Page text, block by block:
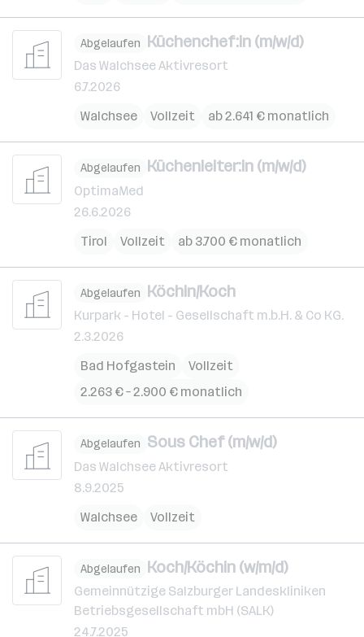
Abgelaufen Küchenchef:in (m/w/d)
Das Walchsee Aktivresort
6.7.2026
Walchsee
Vollzeit ab 2.641 € monatlich
Abgelaufen Küchenleiter:in (m/w/d)
OptimaMed
26.6.2026
Tirol
Vollzeit ab 3.700 € monatlich
Abgelaufen Köchin/Koch
Kurpark - Hotel - Gesellschaft m.b.H. & Co KG.
2.3.2026
Bad Hofgastein
Vollzeit
2.263 € – 2.900 € monatlich
Abgelaufen Sous Chef (m/w/d)
Das Walchsee Aktivresort
8.9.2025
Walchsee
Vollzeit
Abgelaufen Koch/Köchin (w/m/d)
Gemeinnützige Salzburger Landeskliniken
Betriebsgesellschaft mbH (SALK)
24.7.2025